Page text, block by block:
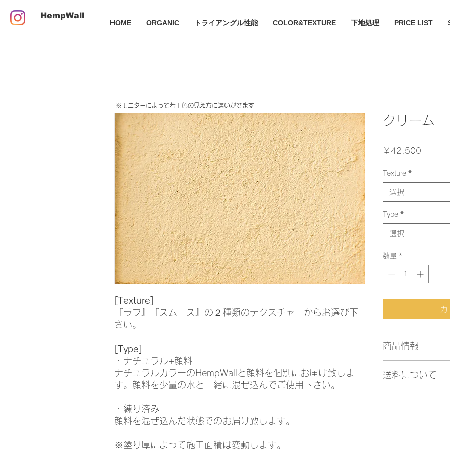
HempWall
HOME ORGANIC トライアングル性能 COLOR&TEXTURE 下地処理 PRICE LIST
[Texture]
『ラフ』『スムース』の２種類のテクスチャーからお選び下
さい。
[Type]
・ナチュラル+顔料
ナチュラルカラーのHempWallと顔料を個別にお届け致しま
す。顔料を少量の水と一緒に混ぜ込んでご使用下さい。
・練り済み
顔料を混ぜ込んだ状態でのお届け致します。
※塗り厚によって施工面積は変動します。
クリーム
￥42,500
Texture *
選択
Type *
選択
数量 *
商品情報
・『スムース』
送料について
​※モニターによって若干色の見え方に違いがでます